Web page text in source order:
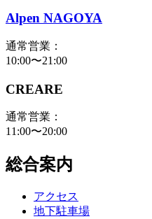
Alpen NAGOYA
通常営業：
10:00〜21:00
CREARE
通常営業：
11:00〜20:00
総合案内
アクセス
地下駐車場